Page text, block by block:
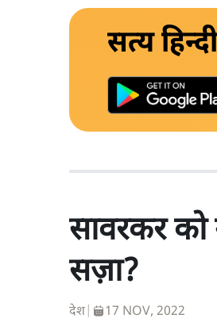
सत्य
सावरकर को
सज़ा?
देश 17 NOV, 2022